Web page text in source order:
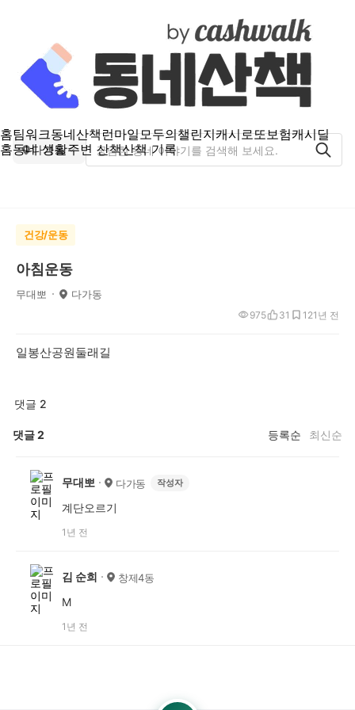
홈팀워크동네산책런마일모두의챌린지캐시로또보험캐시딜
홈동네 생활주변 산책산책 기록
다가동
건강/운동
아침운동
무대뽀 다가동
1년 전
975 31 12
일봉산공원둘래길
댓글 2
댓글2 등록순 최신순
무대뽀 다가동 작성자
계단오르기
1년 전
김 순희 창제4동
M
1년 전